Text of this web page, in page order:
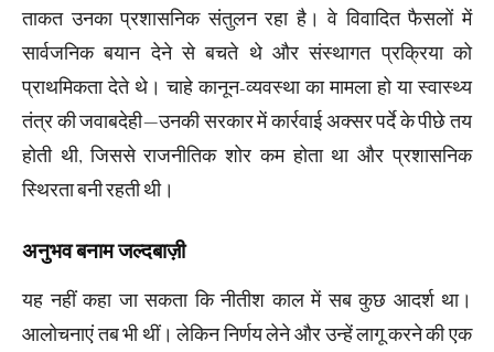
ताकत उनका प्रशासनिक संतुलन रहा है। वे विवादित फैसलों में
सार्वजनिक बयान देने से बचते थे और संस्थागत प्रक्रिया को
प्राथमिकता देते थे। चाहे कानून-व्यवस्था का मामला हो या स्वास्थ्य
तंत्र की जवाबदेही—उनकी सरकार में कार्रवाई अक्सर पर्दे के पीछे तय
होती थी, जिससे राजनीतिक शोर कम होता था और प्रशासनिक
स्थिरता बनी रहती थी।
अनुभव बनाम जल्दबाज़ी
यह नहीं कहा जा सकता कि नीतीश काल में सब कुछ आदर्श था।
आलोचनाएं तब भी थीं। लेकिन निर्णय लेने और उन्हें लागू करने की एक